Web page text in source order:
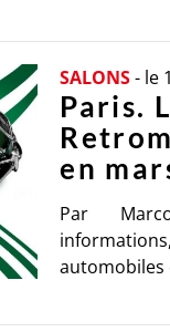
SALONS- le
Paris.
en
Par
automobiles